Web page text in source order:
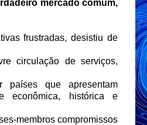
mercado comum,
frustradas, desistiu de
circulação de serviços,
que apresentam
econômica, histórica e
membros compromissos